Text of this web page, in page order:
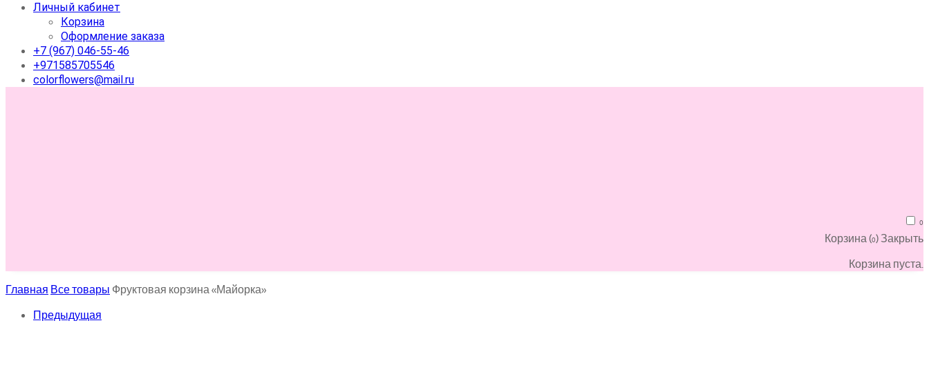
Личный кабинет
Корзина
Оформление заказа
+7 (967) 046-55-46
+971585705546
colorflowers@mail.ru
0
Корзина (0)Закрыть
Корзина пуста.
Главная Все товары Фруктовая корзина «Майорка»
Предыдущая